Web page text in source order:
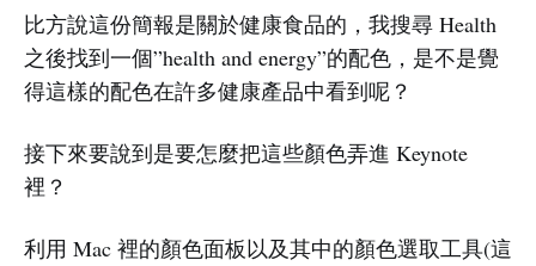
比方說這份簡報是關於健康食品的，我搜尋 Health
之後找到一個”health and energy”的配色，是不是覺
得這樣的配色在許多健康產品中看到呢？
接下來要說到是要怎麼把這些顏色弄進 Keynote
裡？
利用 Mac 裡的顏色面板以及其中的顏色選取工具(這